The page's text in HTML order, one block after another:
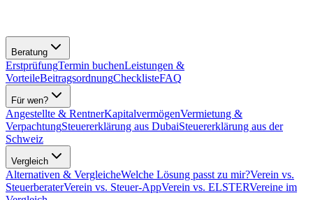
Beratung
ErstprüfungTermin buchenLeistungen &
VorteileBeitragsordnungChecklisteFAQ
Für wen?
Angestellte & RentnerKapitalvermögenVermietung &
VerpachtungSteuererklärung aus DubaiSteuererklärung aus der
Schweiz
Vergleich
Alternativen & VergleicheWelche Lösung passt zu mir?Verein vs.
SteuerberaterVerein vs. Steuer-AppVerein vs. ELSTERVereine im